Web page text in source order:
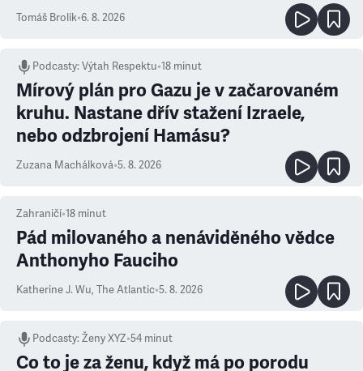
Tomáš Brolík•6. 8. 2026
Podcasty:Výtah Respektu•18 minut
Mírový plán pro Gazu je v začarovaném
kruhu. Nastane dřív stažení Izraele,
nebo odzbrojení Hamásu?
Zuzana Machálková•5. 8. 2026
Zahraničí•18 minut
Pád milovaného a nenáviděného vědce
Anthonyho Fauciho
Katherine J. Wu, The Atlantic•5. 8. 2026
Podcasty:Ženy XYZ•54 minut
Co to je za ženu, když má po porodu